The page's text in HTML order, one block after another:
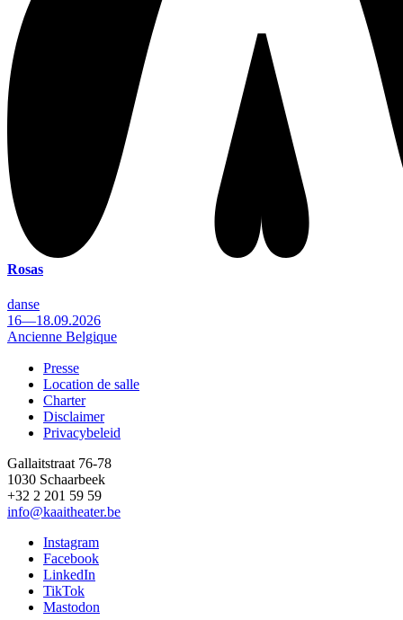
Rosas
danse
16—18.09.2026
Ancienne Belgique
Footer
Presse
Location de salle
Charter
Disclaimer
Privacybeleid
Gallaitstraat 76-78
1030 Schaarbeek
+32 2 201 59 59
info@kaaitheater.be
Instagram
Facebook
LinkedIn
TikTok
Mastodon